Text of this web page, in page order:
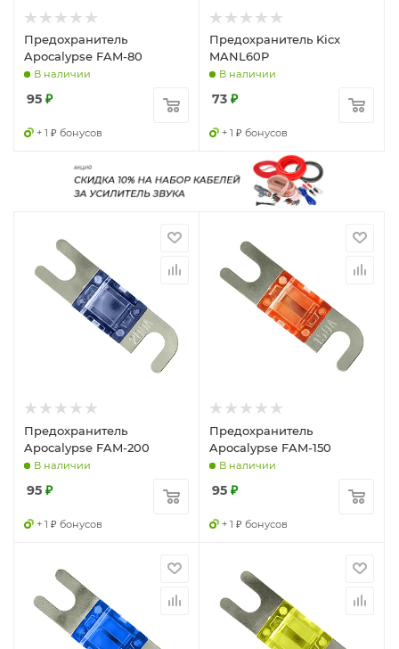
Предохранитель
Apocalypse FAM-80
В наличии
95 ₽
+ 1 ₽ бонусов
Предохранитель Kicx
MANL60P
В наличии
73 ₽
+ 1 ₽ бонусов
Предохранитель
Apocalypse FAM-200
В наличии
95 ₽
+ 1 ₽ бонусов
Предохранитель
Apocalypse FAM-150
В наличии
95 ₽
+ 1 ₽ бонусов